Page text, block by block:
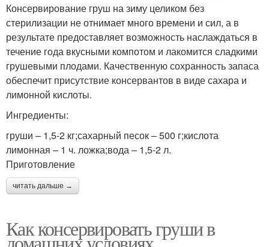
Консервирование груш на зиму целиком без
стерилизации не отнимает много времени и сил, а в
результате предоставляет возможность наслаждаться в
течение года вкусными компотом и лакомится сладкими
грушевыми плодами. Качественную сохранность запаса
обеспечит присутствие консервантов в виде сахара и
лимонной кислоты.
Ингредиенты:
груши – 1,5-2 кг;сахарный песок – 500 г;кислота
лимонная – 1 ч. ложка;вода – 1,5-2 л.
Приготовление
читать дальше →
Как консервировать груши в